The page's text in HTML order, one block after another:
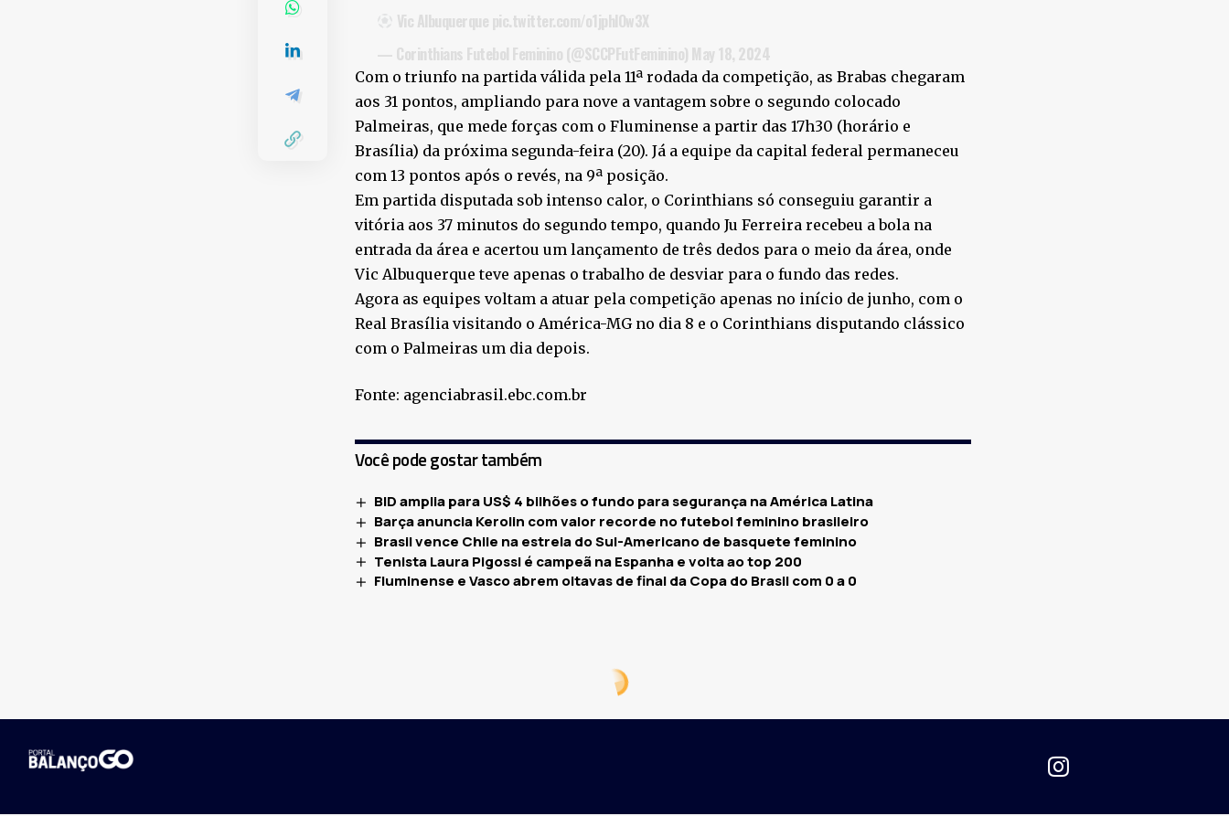
Vic Albuquerque pic.twitter.com/o1jphlOw3X
— Corinthians Futebol Feminino (@SCCPFutFeminino) May 18, 2024
Com o triunfo na partida válida pela 11ª rodada da competição, as Brabas chegaram
aos 31 pontos, ampliando para nove a vantagem sobre o segundo colocado
Palmeiras, que mede forças com o Fluminense a partir das 17h30 (horário e
Brasília) da próxima segunda-feira (20). Já a equipe da capital federal permaneceu
com 13 pontos após o revés, na 9ª posição.
Em partida disputada sob intenso calor, o Corinthians só conseguiu garantir a
vitória aos 37 minutos do segundo tempo, quando Ju Ferreira recebeu a bola na
entrada da área e acertou um lançamento de três dedos para o meio da área, onde
Vic Albuquerque teve apenas o trabalho de desviar para o fundo das redes.
Agora as equipes voltam a atuar pela competição apenas no início de junho, com o
Real Brasília visitando o América-MG no dia 8 e o Corinthians disputando clássico
com o Palmeiras um dia depois.
Fonte: agenciabrasil.ebc.com.br
Você pode gostar também
BID amplia para US$ 4 bilhões o fundo para segurança na América Latina
Barça anuncia Kerolin com valor recorde no futebol feminino brasileiro
Brasil vence Chile na estreia do Sul-Americano de basquete feminino
Tenista Laura Pigossi é campeã na Espanha e volta ao top 200
Fluminense e Vasco abrem oitavas de final da Copa do Brasil com 0 a 0
TV Brasil transmite três jogos da sexta rodada do Brasileirão Série B